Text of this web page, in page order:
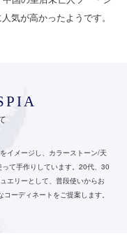
気が高かったようです。
イメージし、カラーストーン/天
て手作りしています。20代、30
エリーとして、普段使いからお
ーディネートをご提案します。